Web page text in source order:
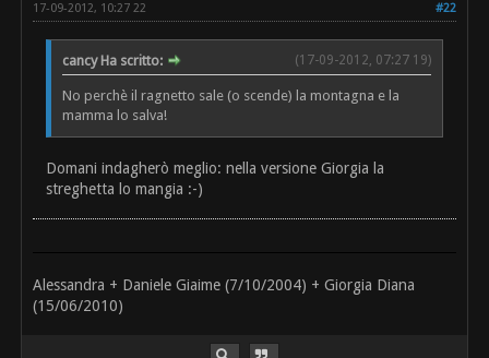
#22
17-09-2012, 10:27 22
(17-09-2012, 07:27 19)
cancy Ha scritto:
No perchè il ragnetto sale (o scende) la montagna e la
mamma lo salva!
Domani indagherò meglio: nella versione Giorgia la
streghetta lo mangia :-)
Alessandra + Daniele Giaime (7/10/2004) + Giorgia Diana
(15/06/2010)